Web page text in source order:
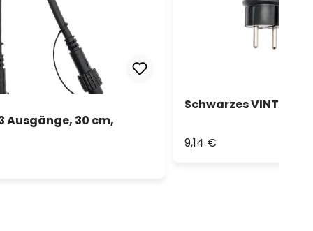
Ausgänge, 30 cm,
Schwarzes VINTAGE
9,14 €